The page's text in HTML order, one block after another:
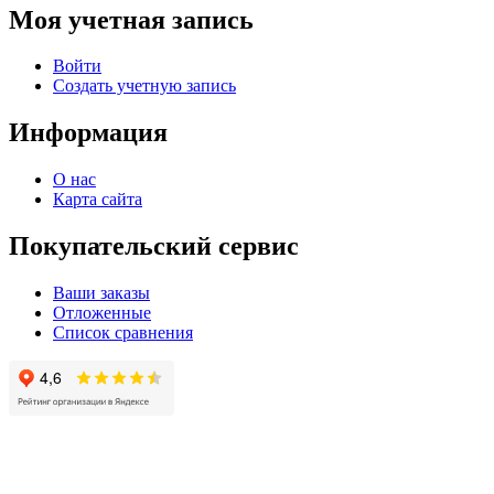
Моя учетная запись
Войти
Создать учетную запись
Информация
О нас
Карта сайта
Покупательский сервис
Ваши заказы
Отложенные
Список сравнения